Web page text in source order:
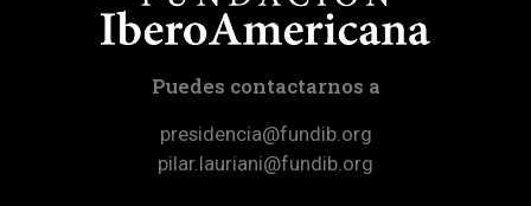
Puedes contactarnos a
presidencia@fundib.org
pilar.lauriani@fundib.org